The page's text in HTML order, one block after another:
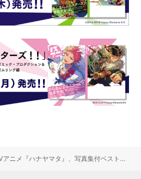
TVアニメ『ハナヤマタ』、写真集付ベストアルバム『華鳴音女（はなおとめ）』『smileY inc. 1st mini ALBUM(仮)』が4月22日に同時発売！